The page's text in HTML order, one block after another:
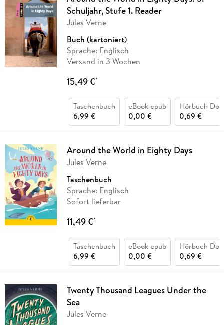
Schuljahr, Stufe 1. Reader
Jules Verne
Buch (kartoniert)
Sprache: Englisch
Versand in 3 Wochen
15,49 €*
Taschenbuch
6,99 €
eBook epub
0,00 €
Hörbuch
0,69 €
Around the World in Eighty Days
Jules Verne
Taschenbuch
Sprache: Englisch
Sofort lieferbar
11,49 €*
Taschenbuch
6,99 €
eBook epub
0,00 €
Hörbuch
0,69 €
Twenty Thousand Leagues Under the
Sea
Jules Verne